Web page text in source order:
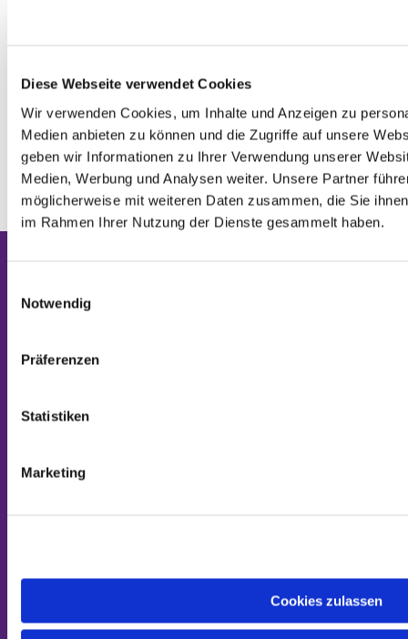
Diese Webseite verwendet Cookies
Wir verwenden Cookies, um Inhalte und Anzeigen zu
Medien anbieten zu können und die Zugriffe auf unsere
geben wir Informationen zu Ihrer Verwendung unserer
Medien, Werbung und Analysen weiter. Unsere Partner
möglicherweise mit weiteren Daten zusammen, die Sie
im Rahmen Ihrer Nutzung der Dienste gesammelt haben.
Notwendig
Präferenzen
Statistiken
Marketing
Cookies zulassen
Aar
Impressum